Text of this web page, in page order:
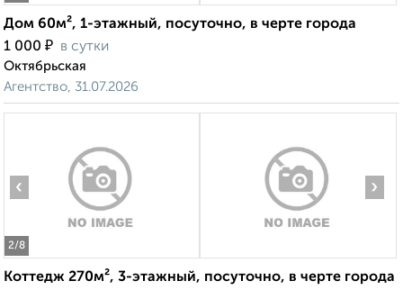
Дом 60м², 1-этажный, посуточно, в черте города
1 000 ₽ в сутки
Октябрьская
Агентство, 31.07.2026
2/8
‹ ›
Коттедж 270м², 3-этажный, посуточно, в черте города